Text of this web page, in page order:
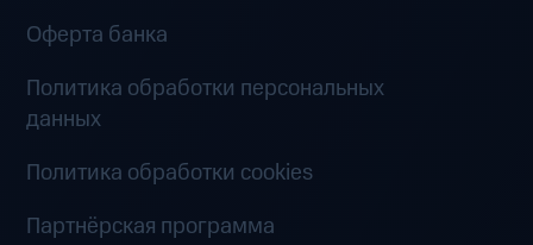
Оферта банка
Политика обработки персональных
данных
Политика обработки cookies
Партнёрская программа